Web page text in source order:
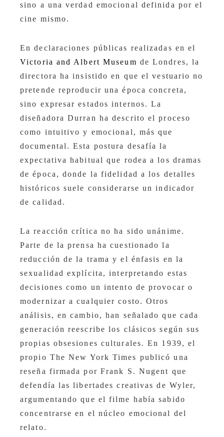
sino a una verdad emocional definida por el
cine mismo.
En declaraciones públicas realizadas en el
Victoria and Albert Museum de Londres, la
directora ha insistido en que el vestuario no
pretende reproducir una época concreta,
sino expresar estados internos. La
diseñadora Durran ha descrito el proceso
como intuitivo y emocional, más que
documental. Esta postura desafía la
expectativa habitual que rodea a los dramas
de época, donde la fidelidad a los detalles
históricos suele considerarse un indicador
de calidad.
La reacción crítica no ha sido unánime.
Parte de la prensa ha cuestionado la
reducción de la trama y el énfasis en la
sexualidad explícita, interpretando estas
decisiones como un intento de provocar o
modernizar a cualquier costo. Otros
análisis, en cambio, han señalado que cada
generación reescribe los clásicos según sus
propias obsesiones culturales. En 1939, el
propio The New York Times publicó una
reseña firmada por Frank S. Nugent que
defendía las libertades creativas de Wyler,
argumentando que el filme había sabido
concentrarse en el núcleo emocional del
relato.